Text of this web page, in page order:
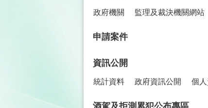
政府機關 監理及裁決機關網站
申請案件
資訊公開
統計資料 政府資訊公開 個